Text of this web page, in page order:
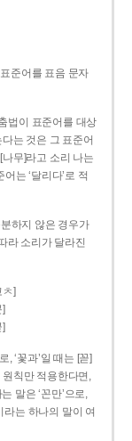
준어를 표음 문자
법이 표준어를 대상
는 것은 그 표준어
무]라고 소리 나는
는 ‘달리다’로 적
하지 않은 경우가
라 소리가 달라진
ㅊ]
]
]
, ‘꽃과’일 때는 [꼳]
원칙만 적용한다면,
말은 ‘꼰만’으로,
라는 하나의 말이 여